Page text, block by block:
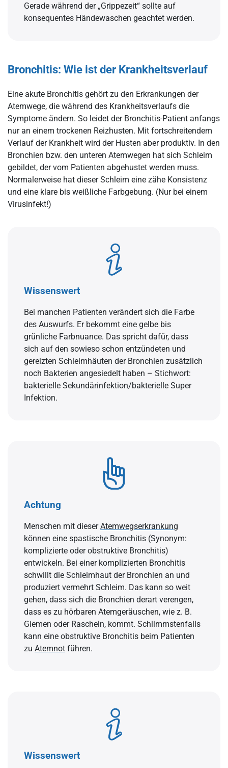
Gerade während der „Grippezeit“ sollte auf
konsequentes Händewaschen geachtet werden.
Bronchitis: Wie ist der Krankheitsverlauf
Eine akute Bronchitis gehört zu den Erkrankungen der
Atemwege, die während des Krankheitsverlaufs die
Symptome ändern. So leidet der Bronchitis-Patient anfangs
nur an einem trockenen Reizhusten. Mit fortschreitendem
Verlauf der Krankheit wird der Husten aber produktiv. In den
Bronchien bzw. den unteren Atemwegen hat sich Schleim
gebildet, der vom Patienten abgehustet werden muss.
Normalerweise hat dieser Schleim eine zähe Konsistenz
und eine klare bis weißliche Farbgebung. (Nur bei einem
Virusinfekt!)
Wissenswert
Bei manchen Patienten verändert sich die Farbe
des Auswurfs. Er bekommt eine gelbe bis
grünliche Farbnuance. Das spricht dafür, dass
sich auf den sowieso schon entzündeten und
gereizten Schleimhäuten der Bronchien zusätzlich
noch Bakterien angesiedelt haben – Stichwort:
bakterielle Sekundärinfektion/bakterielle Super
Infektion.
Achtung
Menschen mit dieserAtemwegserkrankung
können eine spastische Bronchitis (Synonym:
komplizierte oder obstruktive Bronchitis)
entwickeln. Bei einer komplizierten Bronchitis
schwillt die Schleimhaut der Bronchien an und
produziert vermehrt Schleim. Das kann so weit
gehen, dass sich die Bronchien derart verengen,
dass es zu hörbaren Atemgeräuschen, wie z. B.
Giemen oder Rascheln, kommt. Schlimmstenfalls
kann eine obstruktive Bronchitis beim Patienten
zu Atemnot führen.
Wissenswert